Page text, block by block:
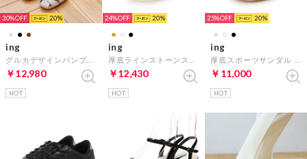
30% 20
ing
￥12,980
HOT
24% 20
ing
￥12,430
HOT
25% 20
ing
￥11,000
HOT